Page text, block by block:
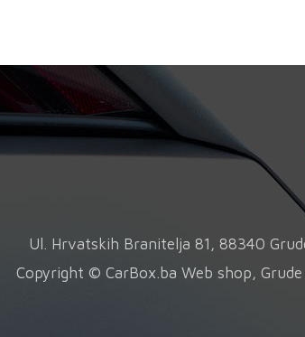
Ul. Hrvatskih Branitelja 81, 88340
Copyright © CarBox.ba Web shop,